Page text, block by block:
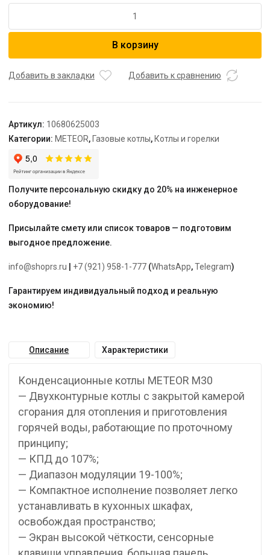
Котел
M30
Wi-
Fi
датчиком
температуры
В корзину
Добавить в закладки Добавить к сравнению
Артикул: 10680625003
Категории: METEOR, Газовые котлы, Котлы и горелки
Получите персональную скидку до 20% на инженерное
оборудование!
Присылайте смету или список товаров — подготовим
выгодное предложение.
info@shoprs.ru +7 (921) 958-1-777 (WhatsApp,Telegram)
Гарантируем индивидуальный подход и реальную
экономию!
Описание Характеристики
Конденсационные котлы METEOR M30
— Двухконтурные котлы с закрытой камерой
сгорания для отопления и приготовления
горячей воды, работающие по проточному
принципу;
— КПД до 107%;
— Диапазон модуляции 19-100%;
— Компактное исполнение позволяет легко
устанавливать в кухонных шкафах,
освобождая пространство;
— Экран высокой чёткости, сенсорные